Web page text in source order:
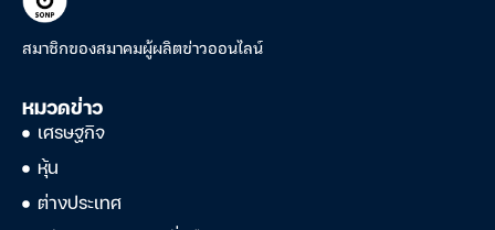
สมาชิกของสมาคมผู้ผลิตข่าวออนไลน์
หมวดข่าว
เศรษฐกิจ
หุ้น
ต่างประเทศ